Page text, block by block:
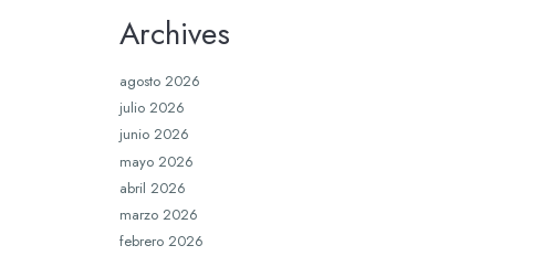
Archives
agosto 2026
julio 2026
junio 2026
mayo 2026
abril 2026
marzo 2026
febrero 2026